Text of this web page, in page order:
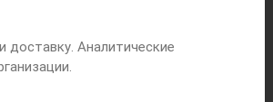
доставку. Аналитические